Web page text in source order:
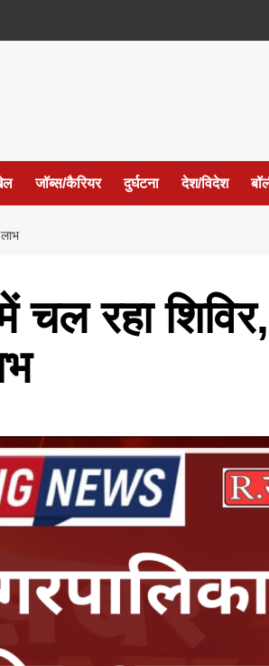
जॉब्स/कैरियर दुर्घटना देश/विदेश
चल रहा शिविर,